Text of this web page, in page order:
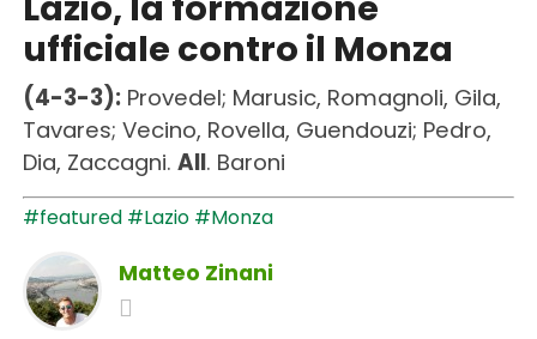
ufficiale contro il Monza
(4-3-3):Provedel; Marusic, Romagnoli, Gila,
Tavares; Vecino, Rovella, Guendouzi; Pedro,
Dia, Zaccagni. All. Baroni
#featured #Lazio #Monza
Matteo Zinani